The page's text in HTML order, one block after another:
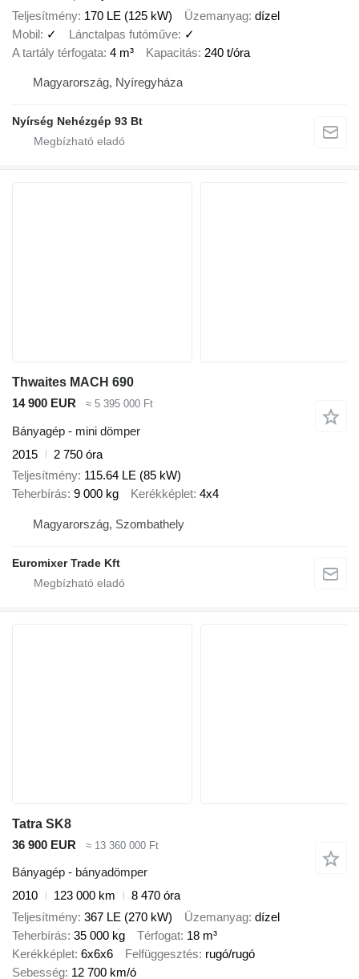
Teljesítmény 170 LE (125 kW) Üzemanyag dízel
Mobil ✓ Lánctalpas futóműve ✓
A tartály térfogata 4 m³ Kapacitás 240 t/óra
Magyarország, Nyíregyháza
Nyírség Nehézgép 93 Bt
Thwaites MACH 690
14 900 EUR
≈ 5 395 000 Ft
Bányagép - mini dömper
2015
2 750 óra
Teljesítmény 115.64 LE (85 kW)
Teherbírás 9 000 kg Kerékképlet 4x4
Magyarország, Szombathely
Euromixer Trade Kft
Tatra SK8
36 900 EUR
≈ 13 360 000 Ft
Bányagép - bányadömper
2010
123 000 km
8 470 óra
Teljesítmény 367 LE (270 kW) Üzemanyag dízel
Teherbírás 35 000 kg Térfogat 18 m³
Kerékképlet 6x6x6 Felfüggesztés rugó/rugó
Sebesség 12 700 km/ó